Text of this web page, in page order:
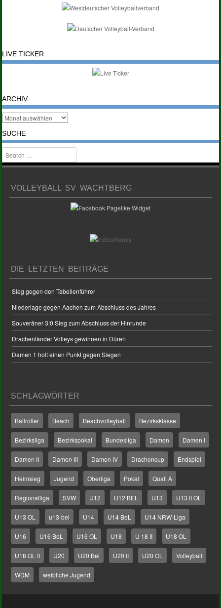
LIVE TICKER
ARCHIV
SUCHE
Search
VOLLEYBALL SV WACHTBERG
DIE LETZTEN BEITRÄGE
Sieg gegen den Tabellenführer
Niederlage gegen Aachen zum Abschluss des Jahres
Souveräner 3:0 Sieg zum Abschluss der Hinrunde
Drachenländer Volleys gewinnen in Düren
Damen 1 holt einen Punkt gegen Siegen
SCHLAGWÖRTER
Ballroller Beach Beachvolleyball Bezirksklasse
Bezirksliga Bezirkspokal Bundesliga Damen Damen I
Damen II Damen III Damen IV Drachencup Endspiel
Heimsieg Jugend Oberliga Pokal Quali A
Regionalliga SVW U12 U12 BEL U13 U13 II OL
U13 OL u13-bel U14 U14 BeL U14 NRW-Liga
U16 U16 BeL U16 OL U18 U 18 II U18 OL
U18 OL II U20 U20 Bel U20 II U20 OL Volleyball
WDM weibliche Jugend